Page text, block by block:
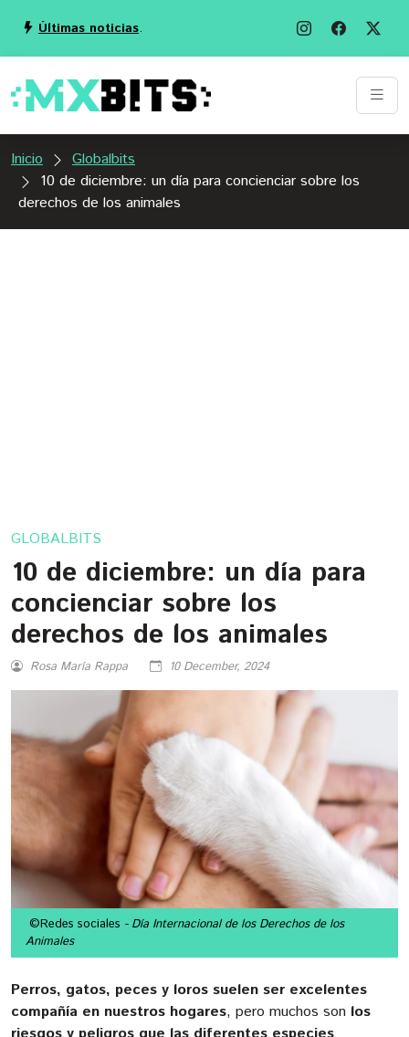
Últimas noticias.
Inicio
Globalbits
10 de diciembre: un día para concienciar sobre los
derechos de los animales
GLOBALBITS
10 de diciembre: un día para
concienciar sobre los
derechos de los animales
Rosa María Rappa 10 December, 2024
©Redes sociales - Día Internacional de los Derechos de los
Animales
Perros, gatos, peces y loros suelen ser excelentes
compañía en nuestros hogares, pero muchos son los